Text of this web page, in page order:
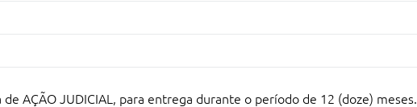
de AÇÃO JUDICIAL, para entrega durante o período de 12 (doze) meses.